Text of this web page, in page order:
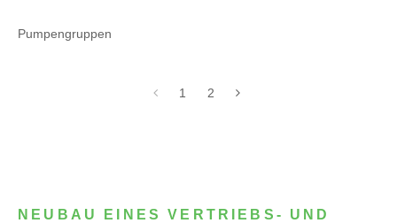
Pumpengruppen
1 2
NEUBAU EINES VERTRIEBS- UND